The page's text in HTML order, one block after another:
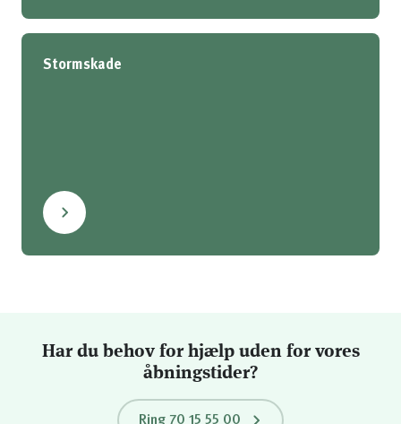
Stormskade
Har du behov for hjælp uden for vores
åbningstider?
Ring 70 15 55 00